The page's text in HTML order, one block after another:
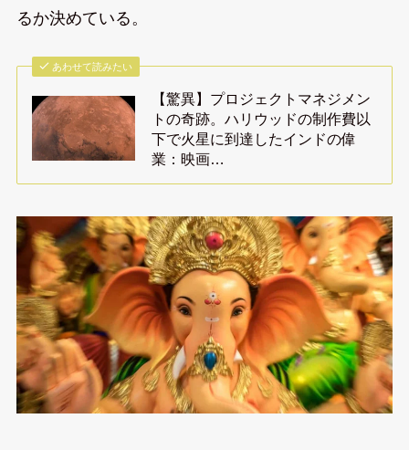
るか決めている。
あわせて読みたい
【驚異】プロジェクトマネジメン
トの奇跡。ハリウッドの制作費以
下で火星に到達したインドの偉
業：映画…